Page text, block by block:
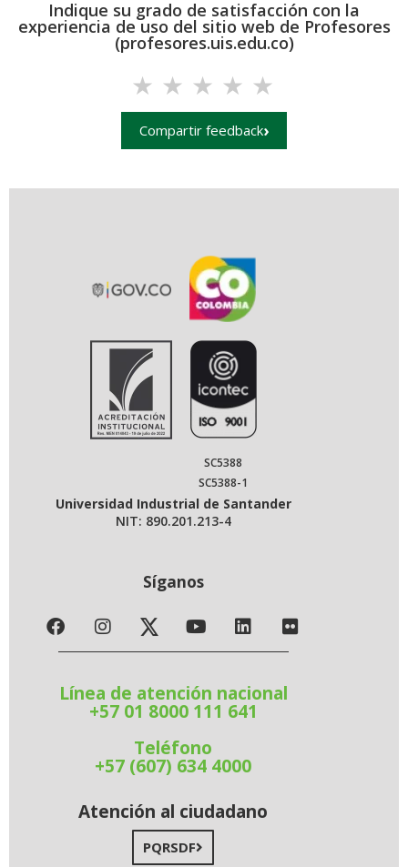
Indique su grado de satisfacción con la
experiencia de uso del sitio web de Profesores
(profesores.uis.edu.co)